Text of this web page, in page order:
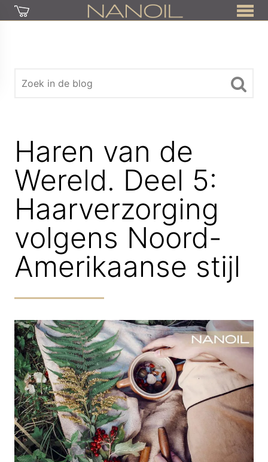
Haren van de
Wereld. Deel 5:
Haarverzorging
volgens Noord-
Amerikaanse stijl